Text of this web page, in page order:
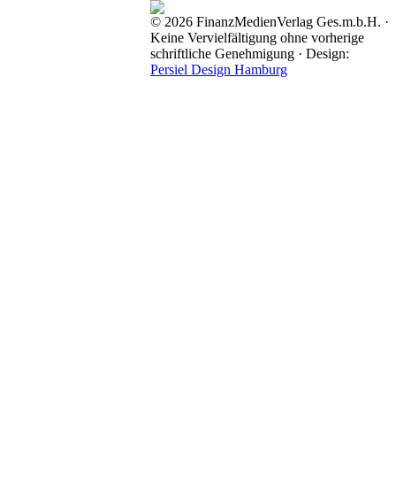
© 2026 FinanzMedienVerlag Ges.m.b.H. ·
Keine Vervielfältigung ohne vorherige
schriftliche Genehmigung · Design:
Persiel Design Hamburg